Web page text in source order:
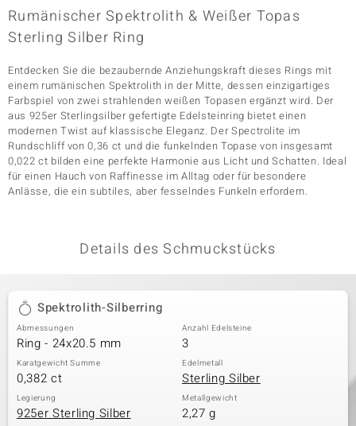
Classics
Rumänischer Spektrolith & Weißer Topas
Sterling Silber Ring
Entdecken Sie die bezaubernde Anziehungskraft dieses Rings mit
einem rumänischen Spektrolith in der Mitte, dessen einzigartiges
Farbspiel von zwei strahlenden weißen Topasen ergänzt wird. Der
aus 925er Sterlingsilber gefertigte Edelsteinring bietet einen
modernen Twist auf klassische Eleganz. Der Spectrolite im
Rundschliff von 0,36 ct und die funkelnden Topase von insgesamt
0,022 ct bilden eine perfekte Harmonie aus Licht und Schatten. Ideal
für einen Hauch von Raffinesse im Alltag oder für besondere
Anlässe, die ein subtiles, aber fesselndes Funkeln erfordern.
Details des Schmuckstücks
Spektrolith-Silberring
Abmessungen
Ring - 24x20.5 mm
Anzahl Edelsteine
3
Karatgewicht Summe
0,382 ct
Edelmetall
Sterling Silber
Legierung
925er Sterling Silber
Metallgewicht
2,27 g